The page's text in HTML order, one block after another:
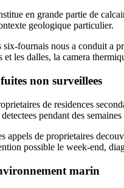
en grande partie de
geologique particulier.
fournais nous a conduit a
les dalles, la camera
non surveillees
de residences
pendant des
appels de proprietaires
possible le week-end,
marin